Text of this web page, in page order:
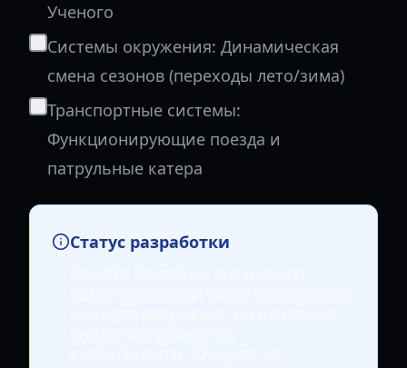
Ученого
Системы окружения: Динамическая
смена сезонов (переходы лето/зима)
Транспортные системы:
Функционирующие поезда и
патрульные катера
Статус разработки